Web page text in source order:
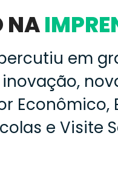
NA
em
Econômico,
e Visite